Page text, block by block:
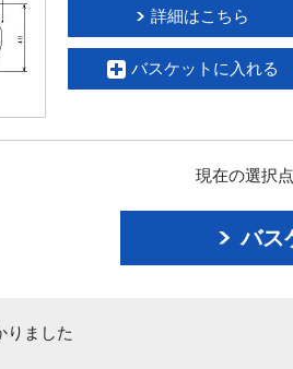
詳細はこちら
バスケットに入れる
現在の選択
バス
りました